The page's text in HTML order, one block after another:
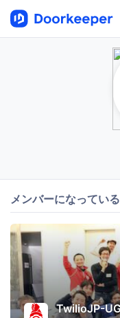
メンバーになってい
TwilioJP-